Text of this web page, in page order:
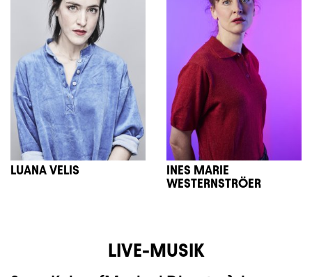
LUANA VELIS
INES MARIE
WESTERNSTRÖER
LIVE-MUSIK